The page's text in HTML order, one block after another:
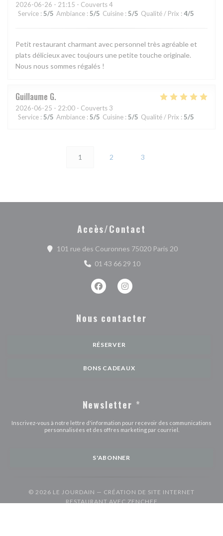
2026-06-26 - 21:15 - Couverts 4
Service : 5/5 Ambiance : 5/5 Cuisine : 5/5 Qualité / Prix : 4/5
Petit restaurant charmant avec personnel très agréable et
plats délicieux avec toujours une petite touche originale.
Nous nous sommes régalés !
Guillaume G
2026-06-25 - 22:00 - Couverts 3
Service : 5/5 Ambiance : 5/5 Cuisine : 5/5 Qualité / Prix : 5/5
1 2 3
Accès/Contact
101 rue des Couronnes 75020 Paris 20((ouvre une
01 43 66 29 10
Facebook ((ouvre une nouvelle
Instagram ((ouvre une
Nous contacter
RÉSERVER
BONS CADEAUX
Newsletter *
Inscrivez-vous à notre lettre d'information pour recevoir des communications
personnalisées et des offres marketing par courriel.
S'ABONNER
© 2026 LE JOURDAIN — CRÉATION DE SITE INTERNET
RESTAURANT AVECZENCHEF